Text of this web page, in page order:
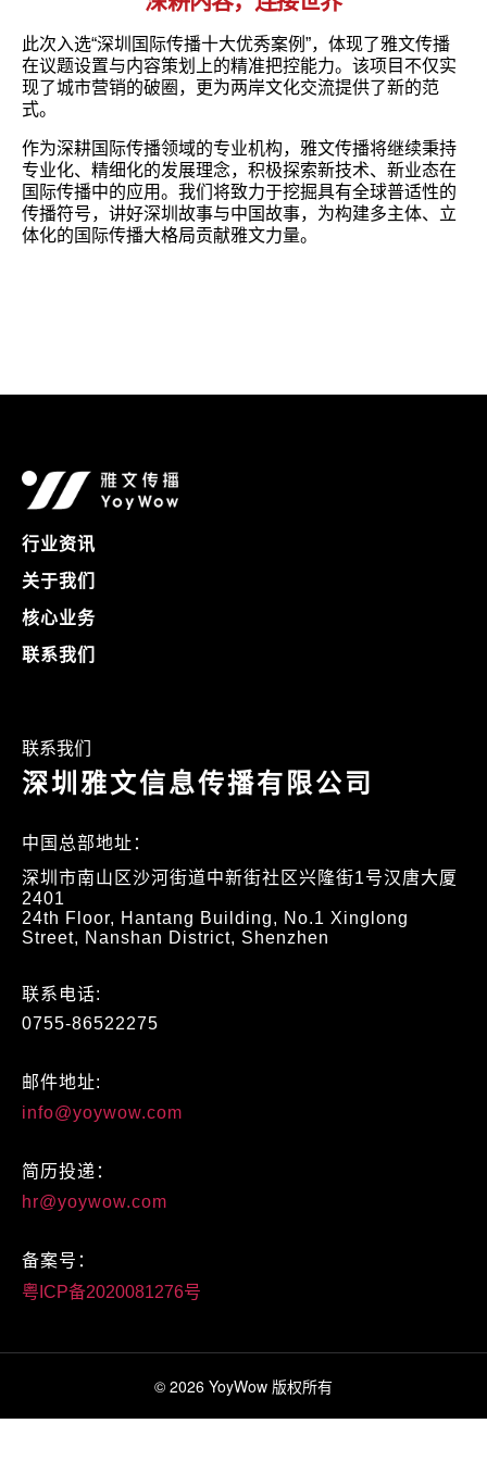
此次入选“深圳国际传播十大优秀案例”，体现了雅文传播
在议题设置与内容策划上的精准把控能力。该项目不仅实
现了城市营销的破圈，更为两岸文化交流提供了新的范
式。
作为深耕国际传播领域的专业机构，雅文传播将继续秉持
专业化、精细化的发展理念，积极探索新技术、新业态在
国际传播中的应用。我们将致力于挖掘具有全球普适性的
传播符号，讲好深圳故事与中国故事，为构建多主体、立
体化的国际传播大格局贡献雅文力量。
行业资讯
关于我们
核心业务
联系我们
联系我们
深圳雅文信息传播有限公司
中国总部地址：
深圳市南山区沙河街道中新街社区兴隆街1号汉唐大厦
2401
24th Floor, Hantang Building, No.1 Xinglong
Street, Nanshan District, Shenzhen
联系电话:
0755-86522275
邮件地址:
info@yoywow.com
简历投递：
hr@yoywow.com
备案号：
粤ICP备2020081276号
© 2026 YoyWow 版权所有